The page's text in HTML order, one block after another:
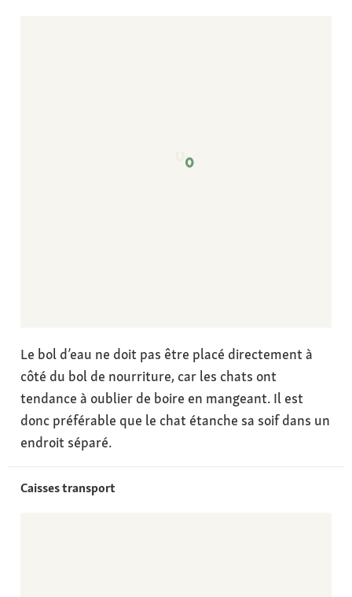
Le bol d’eau ne doit pas être placé directement à
côté du bol de nourriture, car les chats ont
tendance à oublier de boire en mangeant. Il est
donc préférable que le chat étanche sa soif dans un
endroit séparé.
Caisses transport